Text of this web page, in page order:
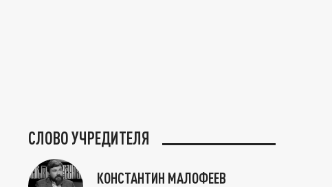
СЛОВО УЧРЕДИТЕЛЯ
КОНСТАНТИН МАЛОФЕЕВ